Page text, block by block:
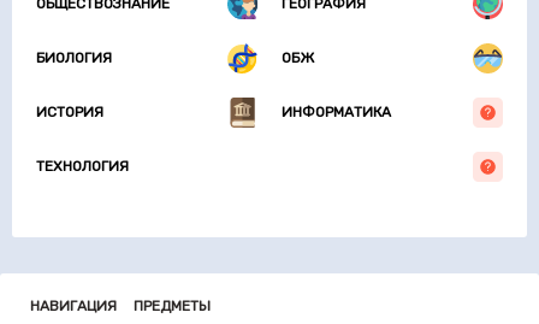
ОБЩЕСТВОЗНАНИЕ ГЕОГРАФИЯ
БИОЛОГИЯ ОБЖ
ИСТОРИЯ ИНФОРМАТИКА
ТЕХНОЛОГИЯ
НАВИГАЦИЯ ПРЕДМЕТЫ